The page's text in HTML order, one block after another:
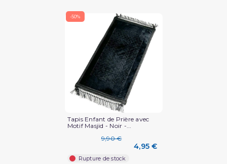
(1 avis)
-50%
Tapis Enfant de Prière avec
Motif Masjid - Noir -...
9,90 €
4,95 €
Rupture de stock